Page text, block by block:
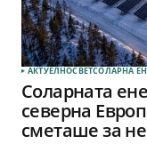
АКТУЕЛНОСВЕТСОЛАРНА
Соларната
северна
сметаше за